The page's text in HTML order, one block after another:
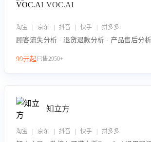
VOC.AI
淘宝 | 京东 | 抖音 | 快手 | 拼多多
顾客流失分析 · 退货退款分析 · 产品售后分析
99元起已售2950+
知立方
淘宝 | 京东 | 抖音 | 快手 | 拼多多